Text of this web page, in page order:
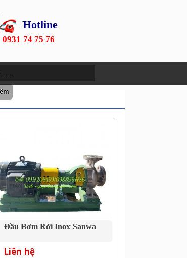
Hotline
0931 74 75 76
Đầu Bơm Rời Inox Sanwa
Liên hệ